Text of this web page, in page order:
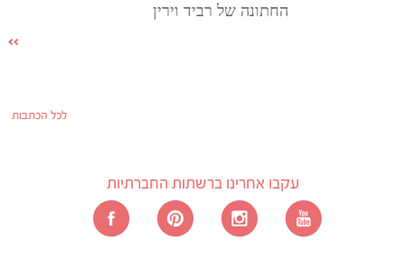
החתונה של רביד וירין
לכל הכתבות
עקבו אחרינו ברשתות החברתיות